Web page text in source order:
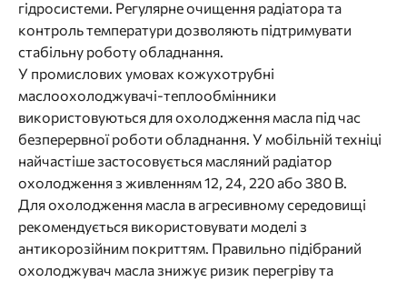
гідросистеми. Регулярне очищення радіатора та
контроль температури дозволяють підтримувати
стабільну роботу обладнання.
У промислових умовах кожухотрубні
маслоохолоджувачі-теплообмінники
використовуються для охолодження масла під час
безперервної роботи обладнання. У мобільній техніці
найчастіше застосовується масляний радіатор
охолодження з живленням 12, 24, 220 або 380 В.
Для охолодження масла в агресивному середовищі
рекомендується використовувати моделі з
антикорозійним покриттям. Правильно підібраний
охолоджувач масла знижує ризик перегріву та